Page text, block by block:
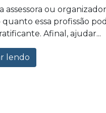
assessora ou
quanto essa profissão
Afinal, ajudar...
lendo